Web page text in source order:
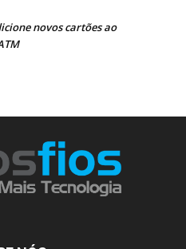
novos cartões ao